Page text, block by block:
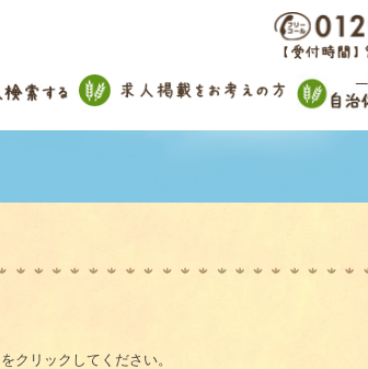
クリックしてください。